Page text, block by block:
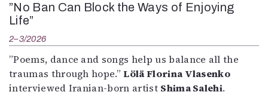
”No Ban Can Block the Ways of Enjoying
Life”
2–3/2026
”Poems, dance and songs help us balance all the
traumas through hope.”Lölä Florina Vlasenko
interviewed Iranian-born artist Shima Salehi.